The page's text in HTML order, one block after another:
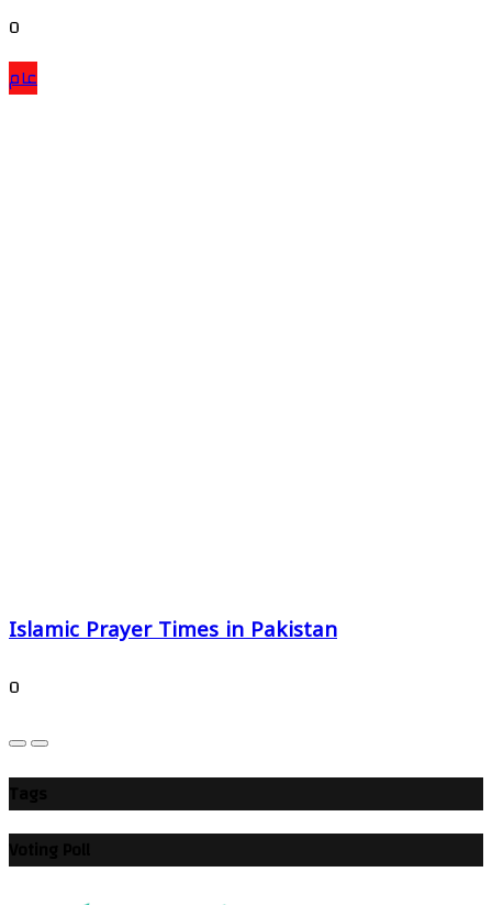
0
عام
Islamic Prayer Times in Pakistan
0